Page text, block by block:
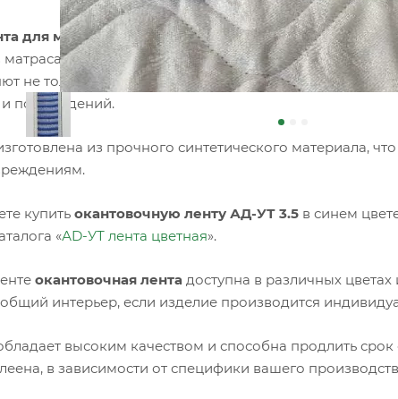
для матрасов– это специализированный
придавая ему завершенный и аккуратный вид.
не только эстетическую функцию, но и
и повреждений.
из прочного синтетического материала,
купить окантовочную ленту АД-УТ 3.5 в синем
«АD-УТ лента цветная».
окантовочная лента доступна в различных
интерьер, если изделие производится
высоким качеством и способна продлить
в зависимости от специфики вашего